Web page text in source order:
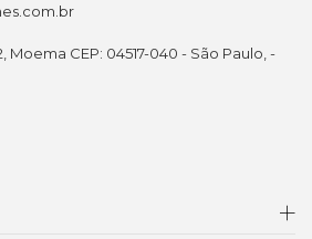
Moema CEP: 04517-040 - São Paulo, -